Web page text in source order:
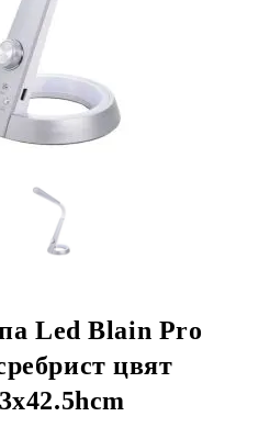
Led Blain Pro
цвят